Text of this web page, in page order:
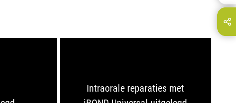
Intraorale reparaties met